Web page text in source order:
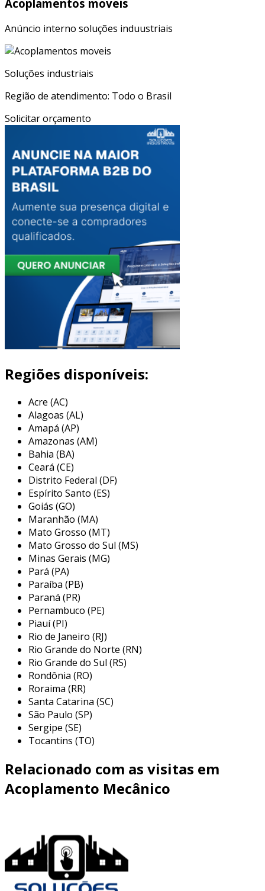
Acoplamentos moveis
Anúncio interno soluções induustriais
Soluções industriais
Região de atendimento: Todo o Brasil
Solicitar orçamento
Regiões disponíveis:
Acre (AC)
Alagoas (AL)
Amapá (AP)
Amazonas (AM)
Bahia (BA)
Ceará (CE)
Distrito Federal (DF)
Espírito Santo (ES)
Goiás (GO)
Maranhão (MA)
Mato Grosso (MT)
Mato Grosso do Sul (MS)
Minas Gerais (MG)
Pará (PA)
Paraíba (PB)
Paraná (PR)
Pernambuco (PE)
Piauí (PI)
Rio de Janeiro (RJ)
Rio Grande do Norte (RN)
Rio Grande do Sul (RS)
Rondônia (RO)
Roraima (RR)
Santa Catarina (SC)
São Paulo (SP)
Sergipe (SE)
Tocantins (TO)
Relacionado com as visitas em
Acoplamento Mecânico